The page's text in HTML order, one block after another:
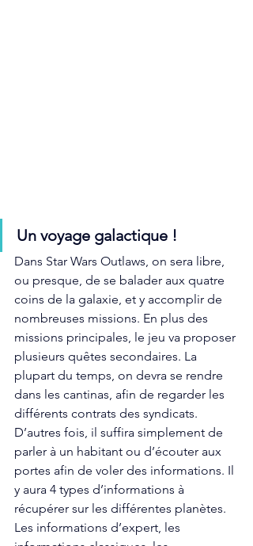
Un voyage galactique !
Dans Star Wars Outlaws, on sera libre,
ou presque, de se balader aux quatre
coins de la galaxie, et y accomplir de
nombreuses missions. En plus des
missions principales, le jeu va proposer
plusieurs quêtes secondaires. La
plupart du temps, on devra se rendre
dans les cantinas, afin de regarder les
différents contrats des syndicats.
D’autres fois, il suffira simplement de
parler à un habitant ou d’écouter aux
portes afin de voler des informations. Il
y aura 4 types d’informations à
récupérer sur les différentes planètes.
Les informations d’expert, les